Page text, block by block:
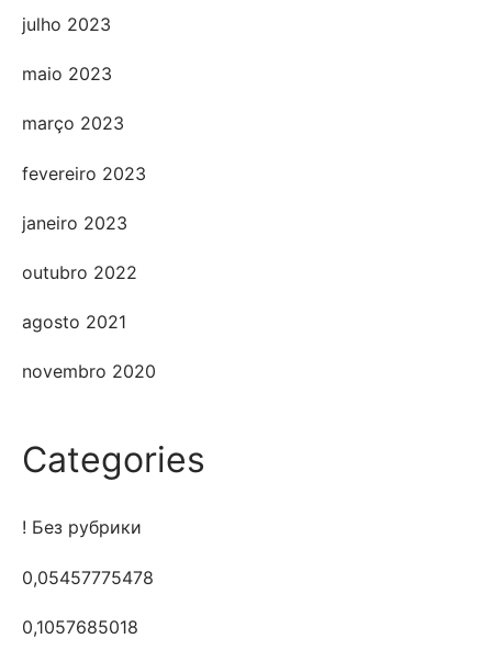
julho 2023
maio 2023
março 2023
fevereiro 2023
janeiro 2023
outubro 2022
agosto 2021
novembro 2020
Categories
! Без рубрики
0,05457775478
0,1057685018